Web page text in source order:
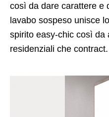
così da dare carattere e
lavabo sospeso unisce
spirito easy-chic così da
residenziali che contract.